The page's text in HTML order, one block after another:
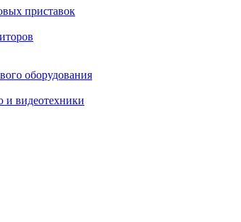
приставок
оборудования
и видеотехники